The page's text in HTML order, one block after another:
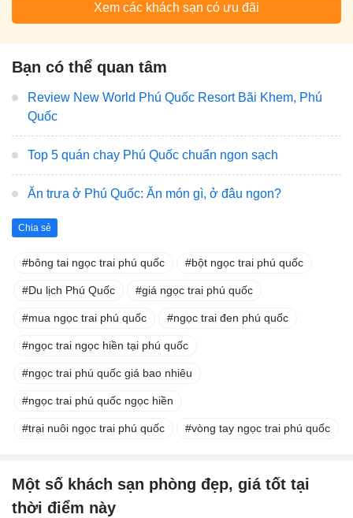
Xem các khách sạn có ưu đãi
Bạn có thể quan tâm
Review New World Phú Quốc Resort Bãi Khem, Phú
Quốc
Top 5 quán chay Phú Quốc chuẩn ngon sạch
Ăn trưa ở Phú Quốc: Ăn món gì, ở đâu ngon?
Chia sẻ
bông tai ngọc trai phú quốc bột ngọc trai phú quốc
Du lịch Phú Quốc giá ngọc trai phú quốc
mua ngọc trai phú quốc ngọc trai đen phú quốc
ngọc trai ngọc hiền tại phú quốc
ngọc trai phú quốc giá bao nhiêu
ngọc trai phú quốc ngọc hiền
trại nuôi ngọc trai phú quốc vòng tay ngọc trai phú quốc
Một số khách sạn phòng đẹp, giá tốt tại
thời điểm này